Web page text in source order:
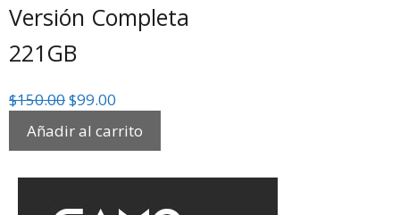
Versión Completa
221GB
$150.00$99.00
Añadir al carrito